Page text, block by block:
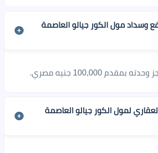
وسداد مول الكور جيالو العاصمة
100,000 جنيه مصري.
لمول الكور جيالو العاصمة